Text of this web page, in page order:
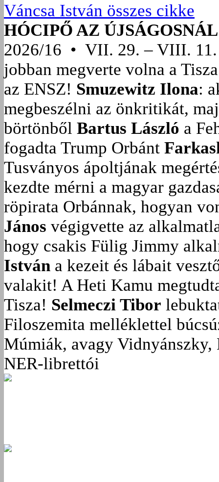
Váncsa István összes cikke
HÓCIPŐ AZ ÚJSÁGOSNÁL
2026/16 • VII. 29. – VIII. 11.
jobban megverte volna a
az ENSZ! Smuzewitz Ilona:
megbeszélni az önkritikát,
börtönből Bartus László a
fogadta Trump Orbánt
Tusványos ápoltjának
kezdte mérni a magyar
röpirata Orbánnak, hogyan
János végigvette az
hogy csakis Fülig Jimmy
István a kezeit és lábait
valakit! A Heti Kamu
Tisza! Selmeczi Tibor
Filoszemita melléklettel
Múmiák, avagy Vidnyánszky,
NER-librettói